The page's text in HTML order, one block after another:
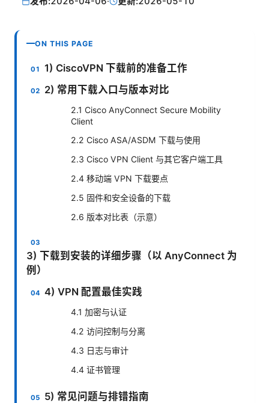
ON THIS PAGE
1) CiscoVPN 下载前的准备工作
2) 常用下载入口与版本对比
2.1 Cisco AnyConnect Secure Mobility
Client
2.2 Cisco ASA/ASDM 下载与使用
2.3 Cisco VPN Client 与其它客户端工具
2.4 移动端 VPN 下载要点
2.5 固件和安全设备的下载
2.6 版本对比表（示意）
3) 下载到安装的详细步骤（以 AnyConnect 为
例）
4) VPN 配置最佳实践
4.1 加密与认证
4.2 访问控制与分离
4.3 日志与审计
4.4 证书管理
5) 常见问题与排错指南